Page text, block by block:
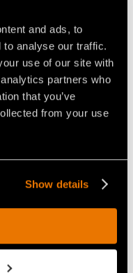
and ads, to
to analyse our traffic.
use of our site with
partners who
that you’ve
from your use
Show details
anti-usure en
de support
200 et SFL-225.
pépinières